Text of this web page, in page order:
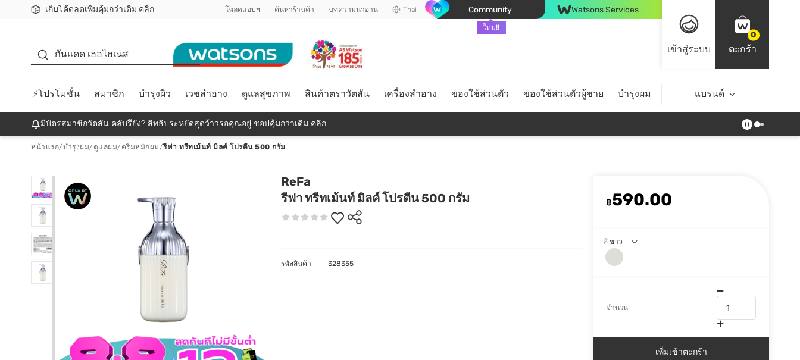
เก็บโค้ดลดเพิ่มคุ้มกว่าเดิม คลิก
ชอปออนไลน์ครั้งแรก ลดเพิ่มจุก ๆ 10%! 🎉
📦ส่งฟรี! เมื่อชอป 499฿
สมาชิกวัตสัน คลับดียังไง? โหลดแอปฯ ค้นหาร้านค้า บทความน่าอ่าน Thai Community
ใหม่!!
Watsons Services
เข้าสู่ระบบ
0
ตะกร้า
กันแดด เฮอไฮเนส
⚡โปรโมชั่น สมาชิก บำรุงผิว เวชสำอาง ดูแลสุขภาพ สินค้าตราวัตสัน เครื่องสำอาง ของใช้ส่วนตัว ของใช้ส่วนตัวผู้ชาย บำรุงผม ไลฟ์สไตล์ Top Brands
แบรนด์
มีบัตรสมาชิกวัตสัน คลับรึยัง? สิทธิประหยัดสุดว้าวรอคุณอยู่ ชอปคุ้มกว่าเดิม คลิก!
หน้าแรก/บำรุงผม/ ดูแลผม/ ครีมหมักผม/รีฟา ทรีทเม้นท์ มิลค์ โปรตีน 500 กรัม
ReFa
รีฟา ทรีทเม้นท์ มิลค์ โปรตีน 500 กรัม
฿590.00
สี ขาว
จำนวน
เพิ่มเข้าตะกร้า
รหัสสินค้า 328355